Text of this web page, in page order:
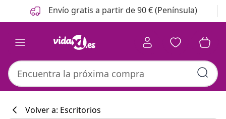
Anterior
Siguiente Envío gratis a partir de 90 € (Península)
Volver a: Escritorios